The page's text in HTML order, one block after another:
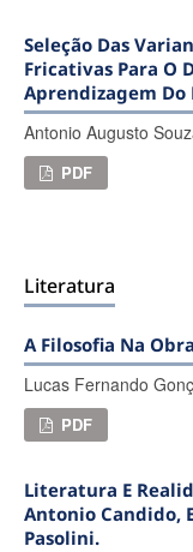
Seleção Das
Fricativas Para O
Aprendizagem
Antonio Augusto
PDF
Literatura
A Filosofia Na
Lucas Fernando
PDF
Literatura E
Antonio Candido,
Pasolini.